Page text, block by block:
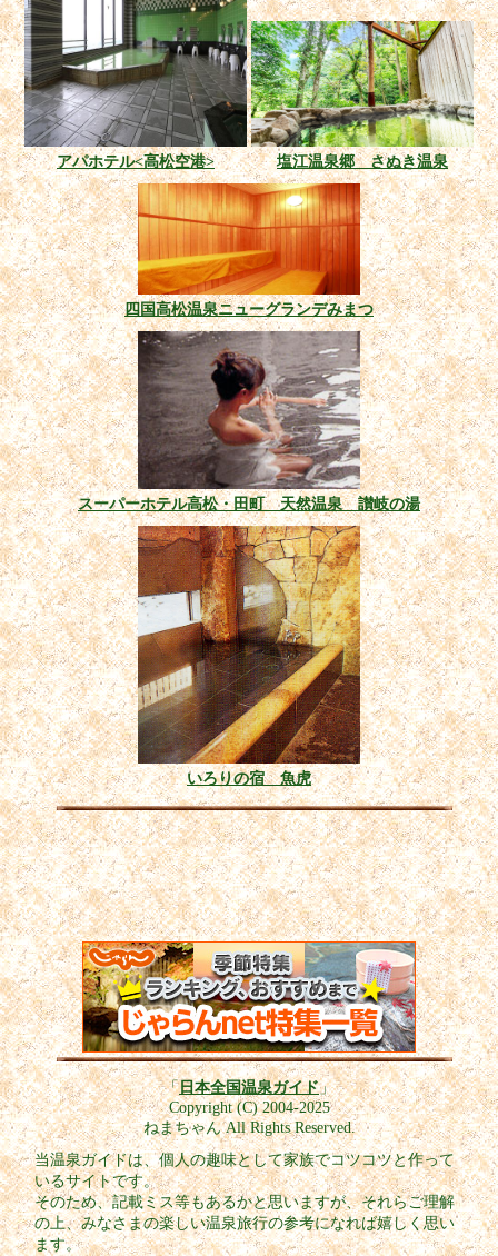
アパホテル<高松空港> 塩江温泉郷 さぬき温泉
四国高松温泉ニューグランデみまつ
スーパーホテル高松・田町 天然温泉 讃岐の湯
いろりの宿 魚虎
「日本全国温泉ガイド」
Copyright (C) 2004-2025
ねまちゃん All Rights Reserved.
当温泉ガイドは、個人の趣味として家族でコツコツと作って
いるサイトです。
そのため、記載ミス等もあるかと思いますが、それらご理解
の上、みなさまの楽しい温泉旅行の参考になれば嬉しく思い
ます。